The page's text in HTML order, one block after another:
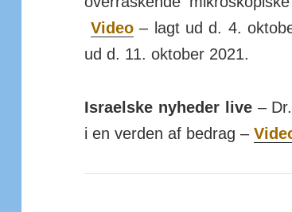
Video– lagt ud d. 4.
ud d. 11. oktober 2021.
Israelske nyheder live– Dr.
i en verden af bedrag –